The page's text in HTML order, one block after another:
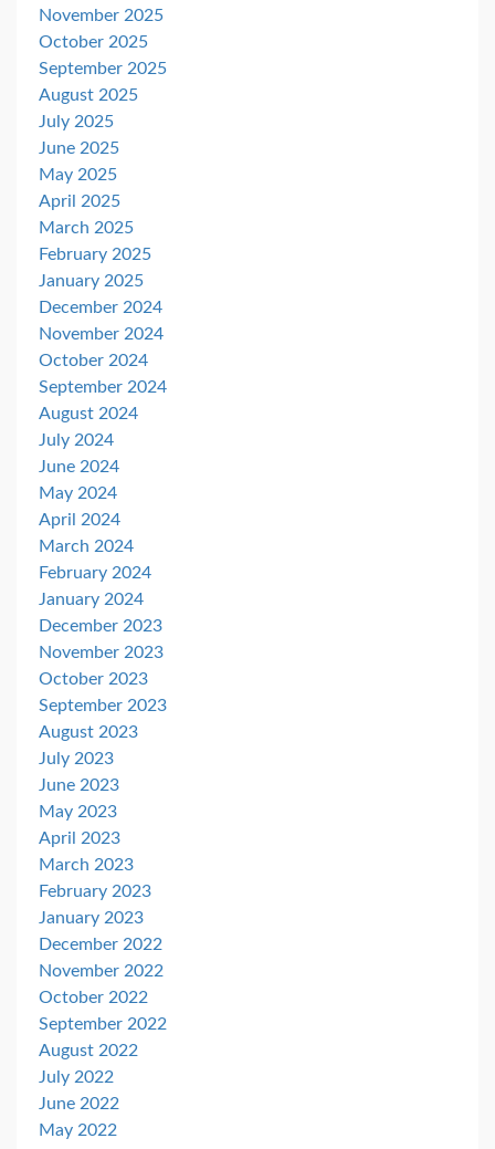
November 2025
October 2025
September 2025
August 2025
July 2025
June 2025
May 2025
April 2025
March 2025
February 2025
January 2025
December 2024
November 2024
October 2024
September 2024
August 2024
July 2024
June 2024
May 2024
April 2024
March 2024
February 2024
January 2024
December 2023
November 2023
October 2023
September 2023
August 2023
July 2023
June 2023
May 2023
April 2023
March 2023
February 2023
January 2023
December 2022
November 2022
October 2022
September 2022
August 2022
July 2022
June 2022
May 2022